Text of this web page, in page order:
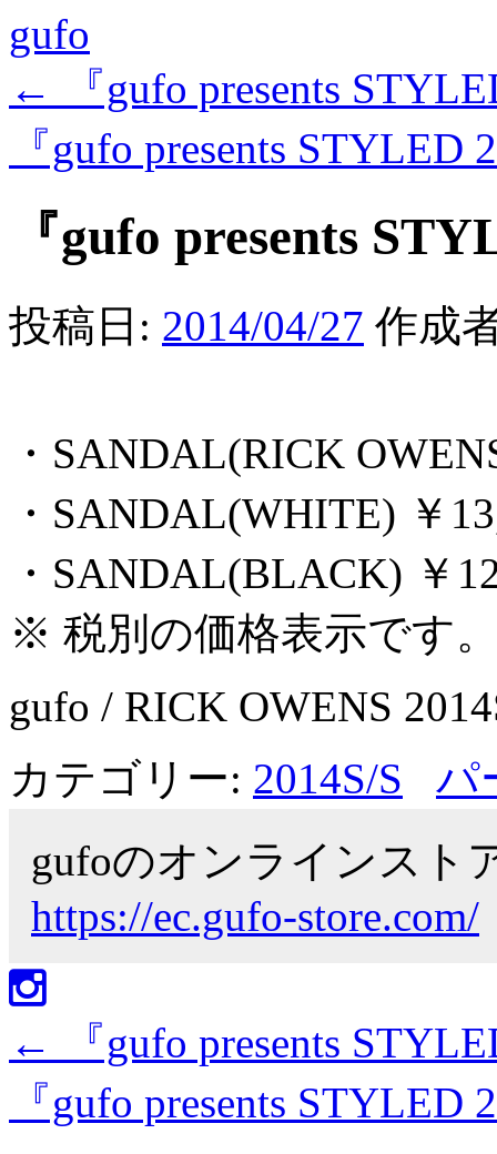
gufo
←
『gufo presents
『gufo presents STYLED
『gufo presents
投稿日: 2014/04/27 作成
・SANDAL(RICK
・SANDAL(WHITE) ￥
・SANDAL(BLACK) ￥
※ 税別の価格表示です
gufo / RICK OWENS
カテゴリー: 2014S/S
パ
gufoのオンラインスト
https://ec.gufo-store.com/
←
『gufo presents
『gufo presents STYLED